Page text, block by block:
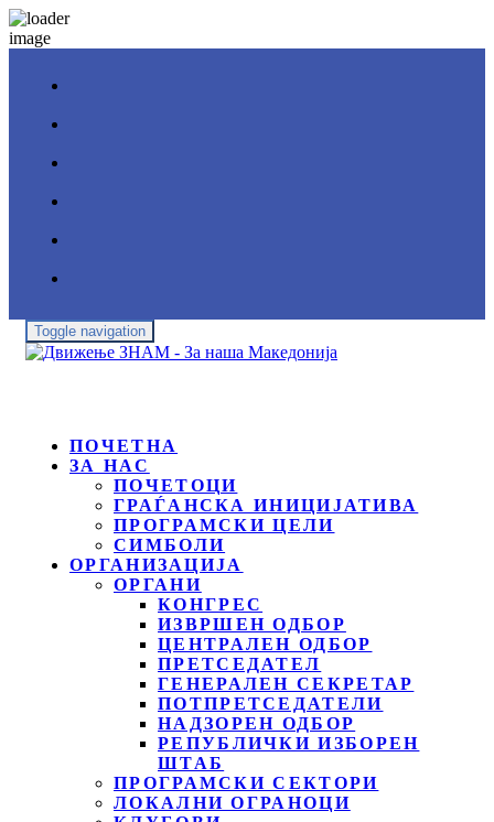
Toggle navigation
ПОЧЕТНА
ЗА НАС
ПОЧЕТОЦИ
ГРАЃАНСКА ИНИЦИЈАТИВА
ПРОГРАМСКИ ЦЕЛИ
СИМБОЛИ
ОРГАНИЗАЦИЈА
ОРГАНИ
КОНГРЕС
ИЗВРШЕН ОДБОР
ЦЕНТРАЛЕН ОДБОР
ПРЕТСЕДАТЕЛ
ГЕНЕРАЛЕН СЕКРЕТАР
ПОТПРЕТСЕДАТЕЛИ
НАДЗОРЕН ОДБОР
РЕПУБЛИЧКИ ИЗБОРЕН
ШТАБ
ПРОГРАМСКИ СЕКТОРИ
ЛОКАЛНИ ОГРАНОЦИ